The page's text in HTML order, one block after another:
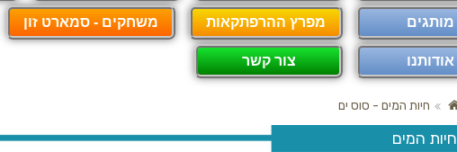
מותגים מפרץ ההרפתקאות משחקים - סמארט זון
אודותנו צור קשר
חיות המים - סוס ים
חיות המים